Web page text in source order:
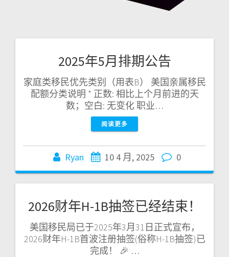
2025年5月排期公告
家庭类移民优先类别（用表B） 美国亲属移民
配额分类说明 * 正数: 相比上个月前进的天
数；空白: 无变化 职业…
阅读更多
Ryan 10 4 月, 2025 0
2026财年H-1B抽签已经结束！
美国移民局已于2025年3月31日正式宣布，
2026财年H-1B首波注册抽签(俗称H-1B抽签)已
完成！ 🎉 …